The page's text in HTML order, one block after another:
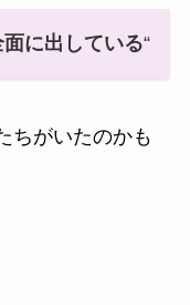
に出している“
ちがいたのかも